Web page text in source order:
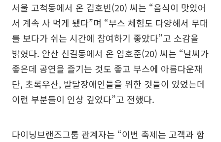
서울 고척동에서 온 김호빈(20) 씨는 “음식이 맛있어
서 계속 사 먹게 됐다”며 “부스 체험도 다양해서 무대
를 보다가 쉬는 시간에 참여하기 좋았다”고 소감을
밝혔다. 안산 신길동에서 온 임호준(20) 씨는 “날씨가
좋은데 공연을 즐기는 것도 좋고 부스에 아름다운재
단, 초록우산, 발달장애인들을 위한 것들이 있었는데
이런 부분들이 인상 깊었다”고 전했다.
다이닝브랜즈그룹 관계자는 “이번 축제는 고객과 함